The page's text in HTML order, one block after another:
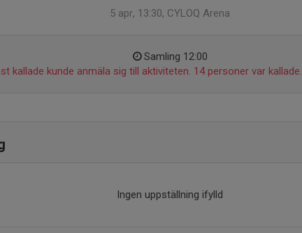
5 apr, 13:30, CYLOQ Arena
Samling 12:00
kallade kunde anmäla sig till aktiviteten. 14 personer var kallade.
Ingen uppställning ifylld